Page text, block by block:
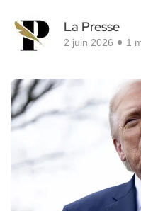
La Presse
2 juin 2026 1